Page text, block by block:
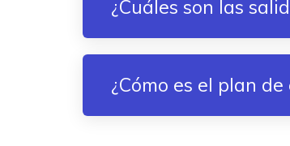
¿Cuáles son las
¿Cómo es el plan de